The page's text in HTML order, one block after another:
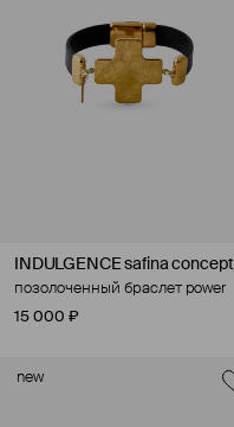
INDULGENCE safina concept
позолоченный браслет power
15 000 ₽
new